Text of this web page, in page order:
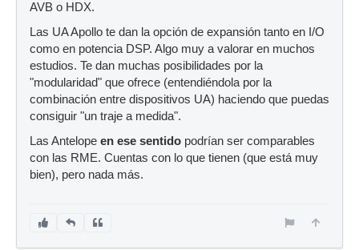
AVB o HDX.
Las UA Apollo te dan la opción de expansión tanto en I/O
como en potencia DSP. Algo muy a valorar en muchos
estudios. Te dan muchas posibilidades por la
"modularidad" que ofrece (entendiéndola por la
combinación entre dispositivos UA) haciendo que puedas
consiguir "un traje a medida".
Las Antelope en ese sentido podrían ser comparables
con las RME. Cuentas con lo que tienen (que está muy
bien), pero nada más.